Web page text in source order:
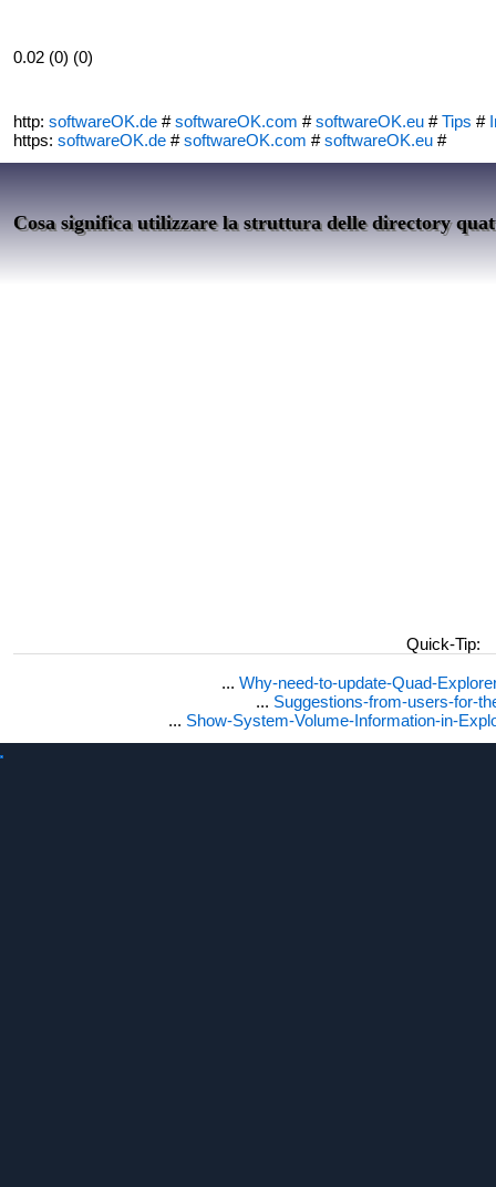
0.02 (0) (0)
http: softwareOK.de #softwareOK.com #softwareOK.eu #Tips #
https: softwareOK.de #softwareOK.com #softwareOK.eu #
Cosa significa utilizzare la struttura delle directory
Quick-Tip:
... Why-need-to-update-Quad-
... Suggestions-from-users-for-
... Show-System-Volume-Information-in-